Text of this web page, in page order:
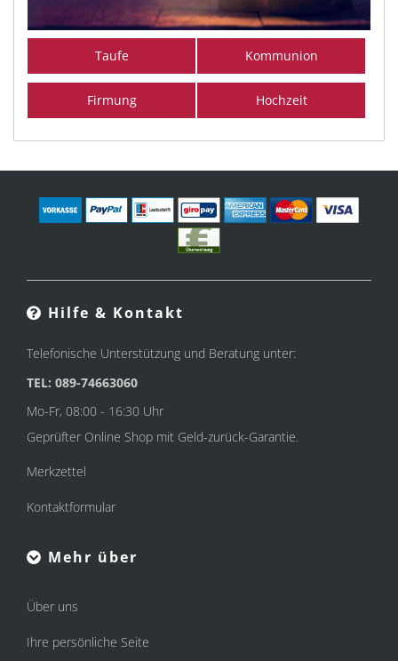
Taufe Kommunion
Firmung Hochzeit
Hilfe & Kontakt
Telefonische Unterstützung und Beratung unter:
TEL: 089-74663060
Mo-Fr, 08:00 - 16:30 Uhr
Geprüfter Online Shop mit Geld-zurück-Garantie.
Merkzettel
Kontaktformular
Mehr über
Über uns
Ihre persönliche Seite